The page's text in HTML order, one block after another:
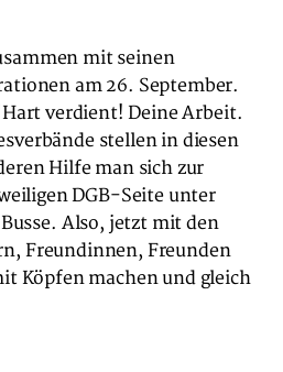
mit seinen
am 26. September.
verdient! Deine Arbeit.
stellen in diesen
Hilfe man sich zur
DGB-Seite unter
Also, jetzt mit den
Freundinnen, Freunden
Köpfen machen und gleich